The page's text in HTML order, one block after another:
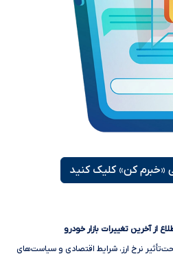
کن» کلیک کنید
از آخرین تغییرات بازار خودرو
نرخ ارز، شرایط اقتصادی و سیاست‌های